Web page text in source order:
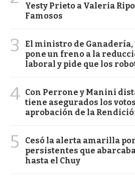
Yesty Prieto a Valeria
Famosos
3
El ministro de
pone un freno a la
laboral y pide que los
4 Con Perrone y Manini
tiene asegurados los
aprobación de la
5
Cesó la alerta amarilla
persistentes que
hasta el Chuy